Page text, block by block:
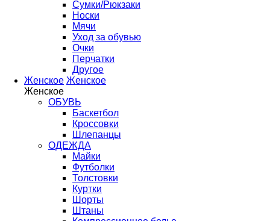
Сумки/Рюкзаки
Носки
Мячи
Уход за обувью
Очки
Перчатки
Другое
Женское Женское
Женское
ОБУВЬ
Баскетбол
Кроссовки
Шлепанцы
ОДЕЖДА
Майки
Футболки
Толстовки
Куртки
Шорты
Штаны